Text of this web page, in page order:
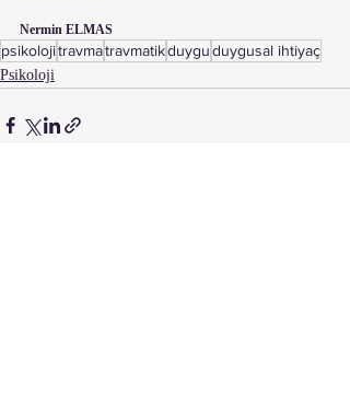
Nermin ELMAS
psikolojitravmatravmatikduyguduygusal ihtiyaç
Psikoloji